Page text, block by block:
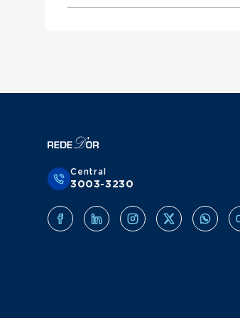
Urologista atende Porto Saúde
Central
3003-3230